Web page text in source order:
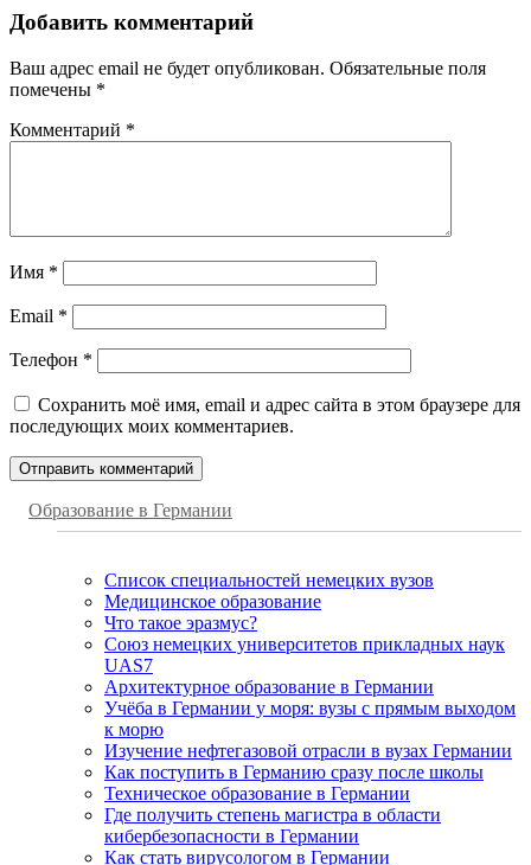
Добавить комментарий
Ваш адрес email не будет опубликован. Обязательные поля
помечены *
Комментарий *
Имя *
Email *
Телефон *
Сохранить моё имя, email и адрес сайта в этом браузере для
последующих моих комментариев.
Образование в Германии
Список специальностей немецких вузов
Медицинское образование
Что такое эразмус?
Союз немецких университетов прикладных наук
UAS7
Архитектурное образование в Германии
Учёба в Германии у моря: вузы с прямым выходом
к морю
Изучение нефтегазовой отрасли в вузах Германии
Как поступить в Германию сразу после школы
Техническое образование в Германии
Где получить степень магистра в области
кибербезопасности в Германии
Как стать вирусологом в Германии